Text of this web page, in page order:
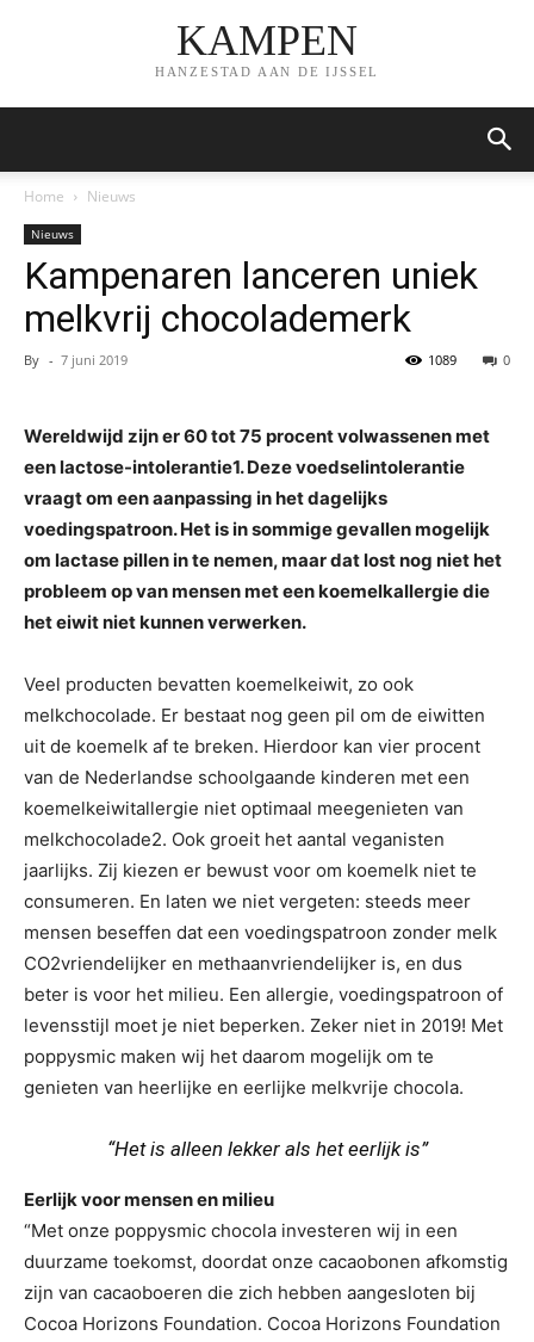
KAMPEN
HANZESTAD AAN DE IJSSEL
Home Nieuws
Nieuws
Kampenaren lanceren uniek
melkvrij chocolademerk
By - 7 juni 2019 0
1089
Wereldwijd zijn er 60 tot 75 procent volwassenen met
een lactose-intolerantie1. Deze voedselintolerantie
vraagt om een aanpassing in het dagelijks
voedingspatroon. Het is in sommige gevallen mogelijk
om lactase pillen in te nemen, maar dat lost nog niet het
probleem op van mensen met een koemelkallergie die
het eiwit niet kunnen verwerken.
Veel producten bevatten koemelkeiwit, zo ook
melkchocolade. Er bestaat nog geen pil om de eiwitten
uit de koemelk af te breken. Hierdoor kan vier procent
van de Nederlandse schoolgaande kinderen met een
koemelkeiwitallergie niet optimaal meegenieten van
melkchocolade2. Ook groeit het aantal veganisten
jaarlijks. Zij kiezen er bewust voor om koemelk niet te
consumeren. En laten we niet vergeten: steeds meer
mensen beseffen dat een voedingspatroon zonder melk
CO2vriendelijker en methaanvriendelijker is, en dus
beter is voor het milieu. Een allergie, voedingspatroon of
levensstijl moet je niet beperken. Zeker niet in 2019! Met
poppysmic maken wij het daarom mogelijk om te
genieten van heerlijke en eerlijke melkvrije chocola.
“Het is alleen lekker als het eerlijk is”
Eerlijk voor mensen en milieu
“Met onze poppysmic chocola investeren wij in een
duurzame toekomst, doordat onze cacaobonen afkomstig
zijn van cacaoboeren die zich hebben aangesloten bij
Cocoa Horizons Foundation. Cocoa Horizons Foundation